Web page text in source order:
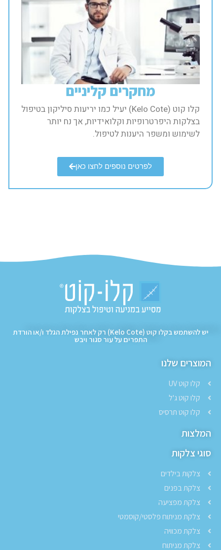
מחקרים קליניים​
קלו קוט (Kelo Cote) יעיל כמו יריעות סיליקון בטיפול
בצלקות היפרטרופיות וקלואידיות, אך נח יותר
לשימוש ומשפר היענות לטיפול.​
לפרטים נוספים לחצו כאן
יש להשתמש בקלו קוט (Kelo Cote) רק לאחר נפילת הגלד ו/או הורדת
התפרים על עור סגור ויבש
המוצרים שלנו
קלו קוט UV
קלו קוט ג'ל
קלו קוט תרסיס
המלצות
סוגי צלקות
צלקות בילדים
צלקת בפנים
צלקת מפציעה
צלקת מניתוח פלסטי/קוסמטי
צלקת מכוויה
צלקת מניתוח